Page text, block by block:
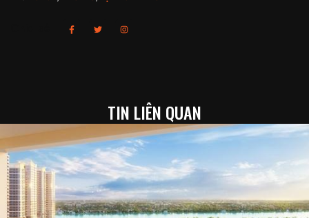
TIN LIÊN QUAN